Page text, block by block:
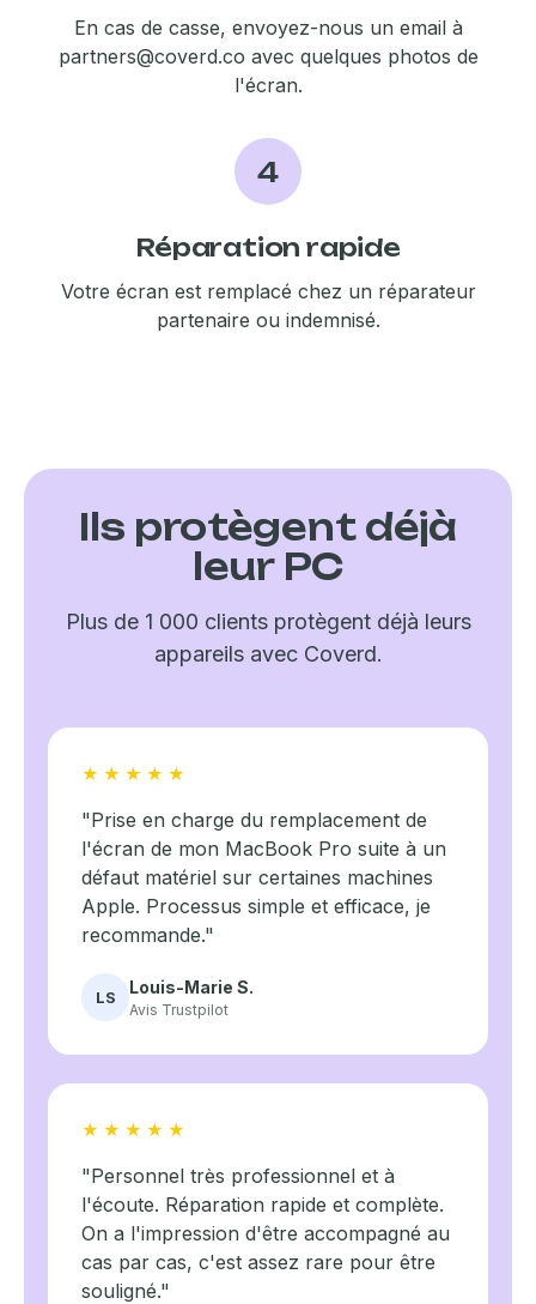
En cas de casse, envoyez-nous un email à
partners@coverd.co avec quelques photos de
l'écran.
4
Réparation rapide
Votre écran est remplacé chez un réparateur
partenaire ou indemnisé.
Ils protègent déjà
leur PC
Plus de 1 000 clients protègent déjà leurs
appareils avec Coverd.
★★★★★
"Prise en charge du remplacement de
l'écran de mon MacBook Pro suite à un
défaut matériel sur certaines machines
Apple. Processus simple et efficace, je
recommande."
LS Louis-Marie S.
Avis Trustpilot
★★★★★
"Personnel très professionnel et à
l'écoute. Réparation rapide et complète.
On a l'impression d'être accompagné au
cas par cas, c'est assez rare pour être
souligné."
écrans couverts, toutes marques, tous types.
💻 PC portables
🎮 Consoles
Découvrir l'offre Tous mes écrans →
Forfait Duo
-1€/mois
Ajoutez votreSmartphone et économisez-1€/mois sur
chaque produit
assuré.